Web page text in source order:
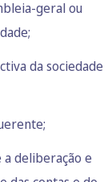
geral ou
da sociedade
deliberação e